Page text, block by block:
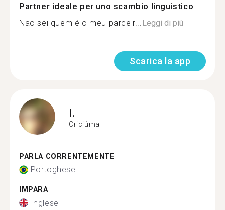
Partner ideale per uno scambio linguistico
Não sei quem é o meu parceir... Leggi di più
Scarica la app
I.
Criciúma
PARLA CORRENTEMENTE
Portoghese
IMPARA
Inglese